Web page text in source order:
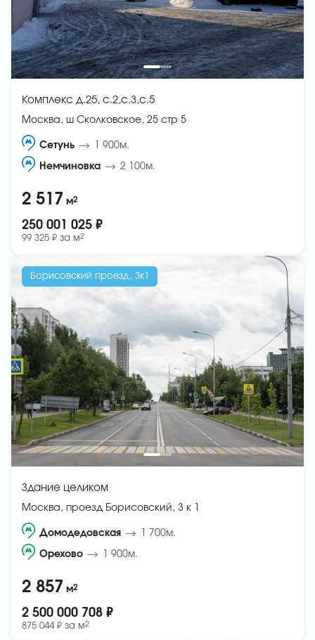
Комплекс д.25, с.2,с.3,с.5
Москва, ш Сколковское, 25 стр 5
Сетунь 1 900м.
Немчиновка 2 100м.
2 517 м2
250 001 025 ₽
99 325 ₽ за м2
Борисовский проезд, 3к1
Здание целиком
Москва, проезд Борисовский, 3 к 1
Домодедовская 1 700м.
Орехово 1 900м.
2 857 м2
2 500 000 708 ₽
875 044 ₽ за м2